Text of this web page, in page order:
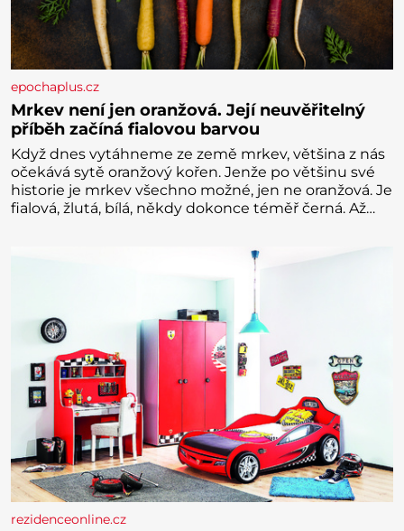
epochaplus.cz
Mrkev není jen oranžová. Její neuvěřitelný
příběh začíná fialovou barvou
Když dnes vytáhneme ze země mrkev, většina z nás
očekává sytě oranžový kořen. Jenže po většinu své
historie je mrkev všechno možné, jen ne oranžová. Je
fialová, žlutá, bílá, někdy dokonce téměř černá. Až
nedokážeme představit. Její příběh je
rezidenceonline.cz